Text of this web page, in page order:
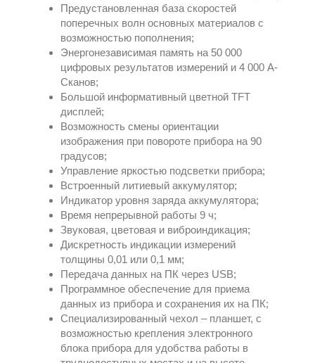
Предустановленная база скоростей
поперечных волн основных материалов с
возможностью пополнения;
Энергонезависимая память на 50 000
цифровых результатов измерений и 4 000 А-
Сканов;
Большой информативный цветной TFT
дисплей;
Возможность смены ориентации
изображения при повороте прибора на 90
градусов;
Управление яркостью подсветки прибора;
Встроенный литиевый аккумулятор;
Индикатор уровня заряда аккумулятора;
Время непрерывной работы 9 ч;
Звуковая, цветовая и виброиндикация;
Дискретность индикации измерений
толщины 0,01 или 0,1 мм;
Передача данных на ПК через USB;
Программное обеспечение для приема
данных из прибора и сохранения их на ПК;
Специализированный чехол – планшет, с
возможностью крепления электронного
блока прибора для удобства работы в